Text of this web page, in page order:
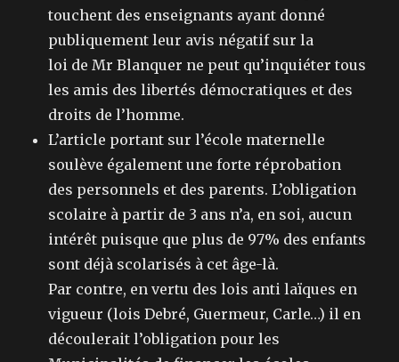
touchent des enseignants ayant donné
publiquement leur avis négatif sur la
loi de Mr Blanquer ne peut qu’inquiéter tous
les amis des libertés démocratiques et des
droits de l’homme.
L’article portant sur l’école maternelle
soulève également une forte réprobation
des personnels et des parents. L’obligation
scolaire à partir de 3 ans n’a, en soi, aucun
intérêt puisque que plus de 97% des enfants
sont déjà scolarisés à cet âge-là.
Par contre, en vertu des lois anti laïques en
vigueur (lois Debré, Guermeur, Carle…) il en
découlerait l’obligation pour les